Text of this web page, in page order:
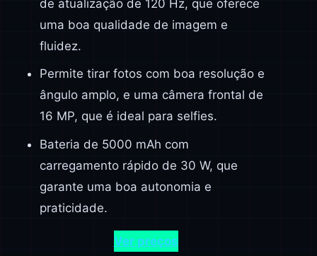
de atualização de 120 Hz, que oferece
uma boa qualidade de imagem e
fluidez.
Permite tirar fotos com boa resolução e
ângulo amplo, e uma câmera frontal de
16 MP, que é ideal para selfies.
Bateria de 5000 mAh com
carregamento rápido de 30 W, que
garante uma boa autonomia e
praticidade.
Ver preços